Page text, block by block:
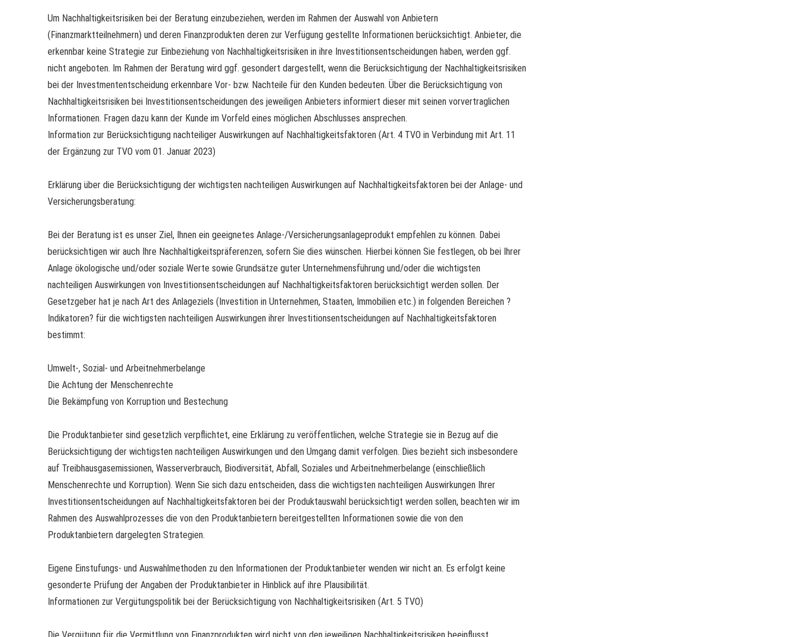
Um Nachhaltigkeitsrisiken bei der Beratung einzubeziehen, werden im Rahmen der Auswahl von Anbietern
(Finanzmarktteilnehmern) und deren Finanzprodukten deren zur Verfügung gestellte Informationen berücksichtigt. Anbieter, die
erkennbar keine Strategie zur Einbeziehung von Nachhaltigkeitsrisiken in ihre Investitionsentscheidungen haben, werden ggf.
nicht angeboten. Im Rahmen der Beratung wird ggf. gesondert dargestellt, wenn die Berücksichtigung der Nachhaltigkeitsrisiken
bei der Investmententscheidung erkennbare Vor- bzw. Nachteile für den Kunden bedeuten. Über die Berücksichtigung von
Nachhaltigkeitsrisiken bei Investitionsentscheidungen des jeweiligen Anbieters informiert dieser mit seinen vorvertraglichen
Informationen. Fragen dazu kann der Kunde im Vorfeld eines möglichen Abschlusses ansprechen.
Information zur Berücksichtigung nachteiliger Auswirkungen auf Nachhaltigkeitsfaktoren (Art. 4 TVO in Verbindung mit Art. 11
der Ergänzung zur TVO vom 01. Januar 2023)
Erklärung über die Berücksichtigung der wichtigsten nachteiligen Auswirkungen auf Nachhaltigkeitsfaktoren bei der Anlage- und
Versicherungsberatung:
Bei der Beratung ist es unser Ziel, Ihnen ein geeignetes Anlage-/Versicherungsanlageprodukt empfehlen zu können. Dabei
berücksichtigen wir auch Ihre Nachhaltigkeitspräferenzen, sofern Sie dies wünschen. Hierbei können Sie festlegen, ob bei Ihrer
Anlage ökologische und/oder soziale Werte sowie Grundsätze guter Unternehmensführung und/oder die wichtigsten
nachteiligen Auswirkungen von Investitionsentscheidungen auf Nachhaltigkeitsfaktoren berücksichtigt werden sollen. Der
Gesetzgeber hat je nach Art des Anlageziels (Investition in Unternehmen, Staaten, Immobilien etc.) in folgenden Bereichen ?
Indikatoren? für die wichtigsten nachteiligen Auswirkungen ihrer Investitionsentscheidungen auf Nachhaltigkeitsfaktoren
bestimmt:
Umwelt-, Sozial- und Arbeitnehmerbelange
Die Achtung der Menschenrechte
Die Bekämpfung von Korruption und Bestechung
Die Produktanbieter sind gesetzlich verpflichtet, eine Erklärung zu veröffentlichen, welche Strategie sie in Bezug auf die
Berücksichtigung der wichtigsten nachteiligen Auswirkungen und den Umgang damit verfolgen. Dies bezieht sich insbesondere
auf Treibhausgasemissionen, Wasserverbrauch, Biodiversität, Abfall, Soziales und Arbeitnehmerbelange (einschließlich
Menschenrechte und Korruption). Wenn Sie sich dazu entscheiden, dass die wichtigsten nachteiligen Auswirkungen Ihrer
Investitionsentscheidungen auf Nachhaltigkeitsfaktoren bei der Produktauswahl berücksichtigt werden sollen, beachten wir im
Rahmen des Auswahlprozesses die von den Produktanbietern bereitgestellten Informationen sowie die von den
Produktanbietern dargelegten Strategien.
Eigene Einstufungs- und Auswahlmethoden zu den Informationen der Produktanbieter wenden wir nicht an. Es erfolgt keine
gesonderte Prüfung der Angaben der Produktanbieter in Hinblick auf ihre Plausibilität.
Informationen zur Vergütungspolitik bei der Berücksichtigung von Nachhaltigkeitsrisiken (Art. 5 TVO)